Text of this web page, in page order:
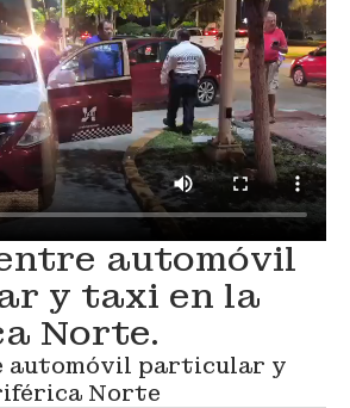
automóvil
y taxi en la
Norte.
automóvil particular y
Norte